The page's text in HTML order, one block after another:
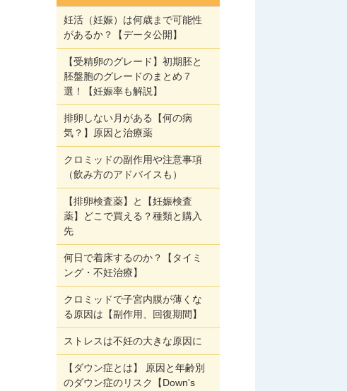
妊活（妊娠）は何歳まで可能性
があるか？【データ公開】
【受精卵のグレード】初期胚と
胚盤胞のグレードのまとめ７
選！【妊娠率も解説】
排卵しない月がある【何の病
気？】原因と治療薬
クロミッドの副作用や注意事項
（飲み方のアドバイスも）
【排卵検査薬】と【妊娠検査
薬】どこで買える？種類と購入
先
何日で着床するのか？【タイミ
ング・不妊治療】
クロミッドで子宮内膜が薄くな
る原因は【副作用、回復期間】
ストレスは不妊の大きな原因に
【ダウン症とは】 原因と年齢別
のダウン症のリスク【Down's